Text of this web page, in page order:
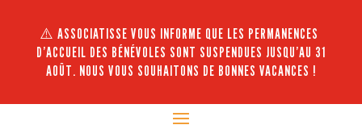
⚠️ ASSOCIATISSE VOUS INFORME QUE LES PERMANENCES
D’ACCUEIL DES BÉNÉVOLES SONT SUSPENDUES JUSQU’AU 31
AOÛT. NOUS VOUS SOUHAITONS DE BONNES VACANCES !